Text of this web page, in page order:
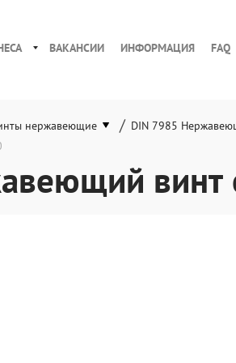
ВАКАНСИИ ИНФОРМАЦИЯ FAQ
нержавеющие / DIN 7985
винт